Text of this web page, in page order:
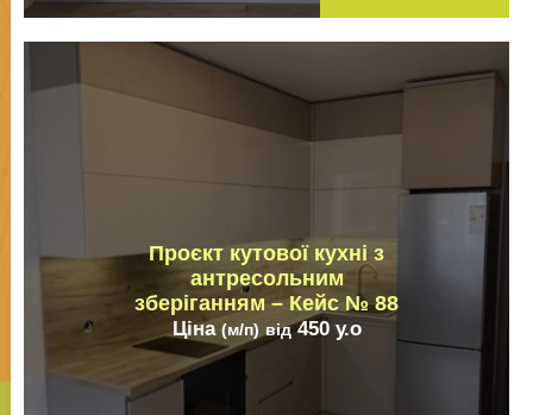
Проєкт кутової кухні з
антресольним
зберіганням – Кейс № 88
Ціна (м/п) від450 у.о